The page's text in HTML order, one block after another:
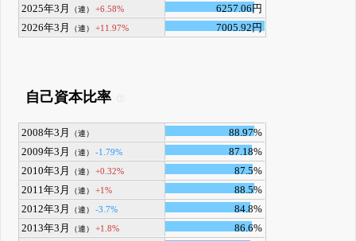
2025年3月
（連） +6.58%
6257.06円
2026年3月
（連） +11.97% 7005.92円
自己資本比率
2008年3月 （連）
88.97%
2009年3月
（連） -1.79%
87.18%
2010年3月
（連） +0.32%
87.5%
2011年3月
（連） +1%
88.5%
2012年3月
（連） -3.7%
84.8%
2013年3月
（連） +1.8%
86.6%